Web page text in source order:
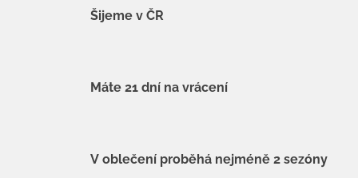
Šijeme v ČR
Máte 21 dní na vrácení
V oblečení proběhá nejméně 2 sezóny